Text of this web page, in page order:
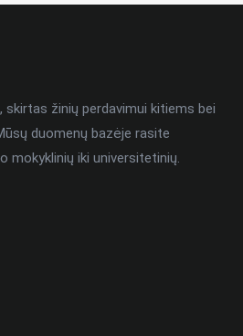
žinių perdavimui kitiems bei
duomenų bazėje rasite
mokyklinių iki universitetinių.